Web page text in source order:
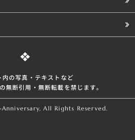
内の写真・テキストなど
無断引⽤・無断転載を禁じます。
All Rights Reserved.